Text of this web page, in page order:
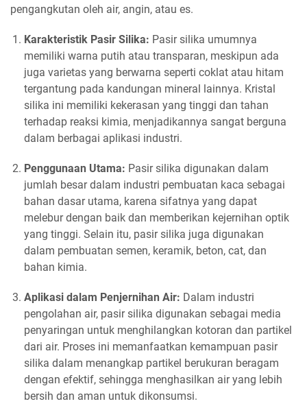
pengangkutan oleh air, angin, atau es.
Karakteristik Pasir Silika: Pasir silika umumnya
memiliki warna putih atau transparan, meskipun ada
juga varietas yang berwarna seperti coklat atau hitam
tergantung pada kandungan mineral lainnya. Kristal
silika ini memiliki kekerasan yang tinggi dan tahan
terhadap reaksi kimia, menjadikannya sangat berguna
dalam berbagai aplikasi industri.
Penggunaan Utama: Pasir silika digunakan dalam
jumlah besar dalam industri pembuatan kaca sebagai
bahan dasar utama, karena sifatnya yang dapat
melebur dengan baik dan memberikan kejernihan optik
yang tinggi. Selain itu, pasir silika juga digunakan
dalam pembuatan semen, keramik, beton, cat, dan
bahan kimia.
Aplikasi dalam Penjernihan Air: Dalam industri
pengolahan air, pasir silika digunakan sebagai media
penyaringan untuk menghilangkan kotoran dan partikel
dari air. Proses ini memanfaatkan kemampuan pasir
silika dalam menangkap partikel berukuran beragam
dengan efektif, sehingga menghasilkan air yang lebih
bersih dan aman untuk dikonsumsi.